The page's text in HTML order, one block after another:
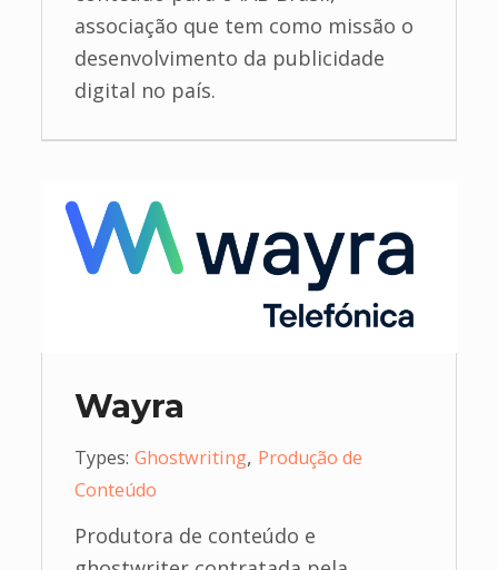
associação que tem como missão o
desenvolvimento da publicidade
digital no país.
Wayra
Types: Ghostwriting, Produção de
Conteúdo
Produtora de conteúdo e